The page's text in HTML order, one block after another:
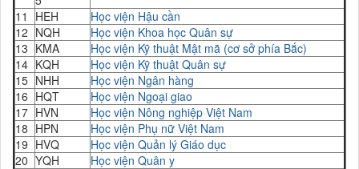
11
HEH
Học viện Hậu cần
12 NQH
Học viện Khoa học Quân sự
13 KMA
Học viện Kỹ thuật Mật mã (cơ sở phía Bắc)
14 KQH
Học viện Kỹ thuật Quân sự
15 NHH
Học viện Ngân hàng
16 HQT
Học viện Ngoại giao
17 HVN
Học viện Nông nghiệp Việt Nam
18 HPN
Học viện Phụ nữ Việt Nam
19 HVQ
Học viện Quản lý Giáo dục
20 YQH
Học viện Quân y